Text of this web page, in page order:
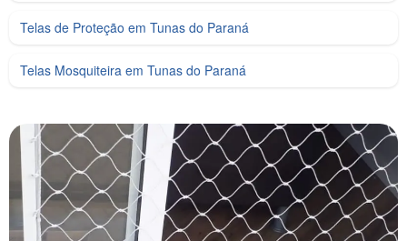
Telas de Proteção em Tunas do Paraná
Telas Mosquiteira em Tunas do Paraná